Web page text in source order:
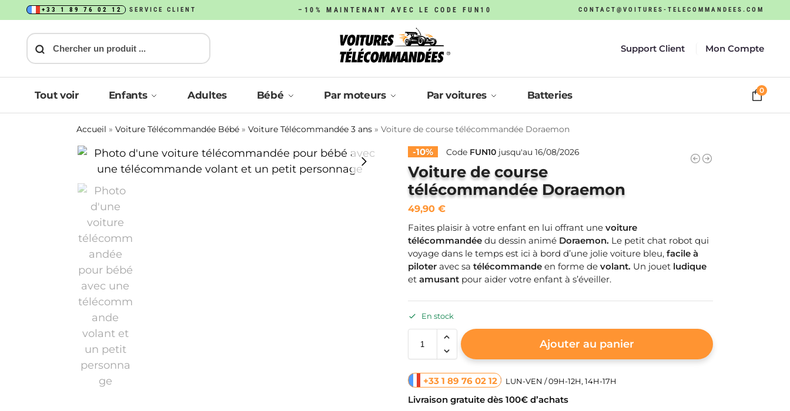
+33 1 89 76 02 12 SERVICE CLIENT –10% MAINTENANT AVEC LE CODE FUN10 CONTACT@VOITURES-TELECOMMANDEES.COM
Recherche
Support Client Mon Compte
Tout voir Enfants Adultes Bébé Par moteurs Par voitures Batteries 0
Accueil » Voiture Télécommandée Bébé» Voiture Télécommandée 3 ans» Voiture de course télécommandée Doraemon
-10% Code FUN10jusqu'au 16/08/2026
Voiture de course
télécommandée Doraemon
49,90 €
Faites plaisir à votre enfant en lui offrant unevoiture
télécommandéedu dessin animé Doraemon. Le petit chat robot qui
voyage dans le temps est ici à bord d’une jolie voiture bleu, facile à
piloteravec sa télécommandeen forme de volant. Un jouet ludique
et amusantpour aider votre enfant à s’éveiller.
En stock
Ajouter au panier
+33 1 89 76 02 12 LUN-VEN / 09H-12H, 14H-17H
Livraison gratuite dès 100€ d’achats